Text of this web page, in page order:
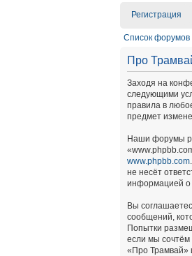
Регистрация
Список форумов
Про
Заходя на
следующими
правила в
предмет
Наши форумы
www.phpbb.com
не несёт
информацией о
Вы
сообщений,
Попытки
если мы сочтём
«Про Трамвай»